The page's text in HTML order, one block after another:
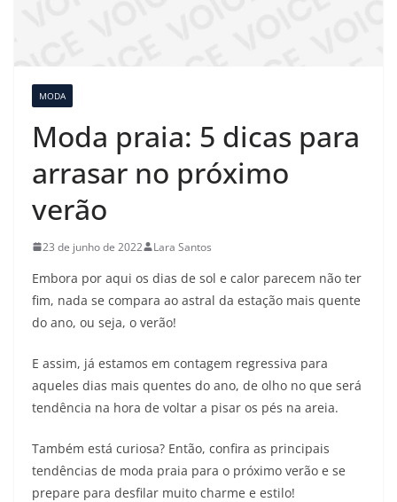
MODA
Moda praia: 5 dicas para
arrasar no próximo
verão
23 de junho de 2022 Lara Santos
Embora por aqui os dias de sol e calor parecem não ter
fim, nada se compara ao astral da estação mais quente
do ano, ou seja, o verão!
E assim, já estamos em contagem regressiva para
aqueles dias mais quentes do ano, de olho no que será
tendência na hora de voltar a pisar os pés na areia.
Também está curiosa? Então, confira as principais
tendências de moda praia para o próximo verão e se
prepare para desfilar muito charme e estilo!